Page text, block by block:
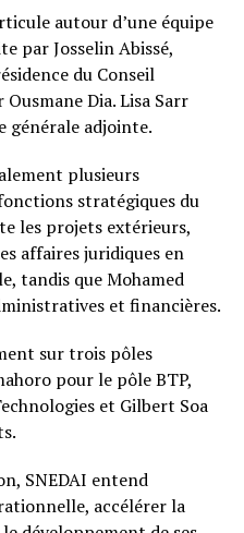
autour d’une équipe
par Josselin Abissé,
du Conseil
Dia. Lisa Sarr
générale adjointe.
plusieurs
stratégiques du
les projets extérieurs,
affaires juridiques en
tandis que Mohamed
et financières.
sur trois pôles
pour le pôle BTP,
et Gilbert Soa
SNEDAI entend
accélérer la